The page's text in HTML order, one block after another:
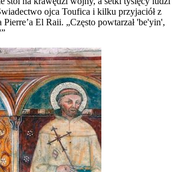
ojca Toufica i kilku przyjaciół z
El Raii. „Często powtarzał 'be'yin',